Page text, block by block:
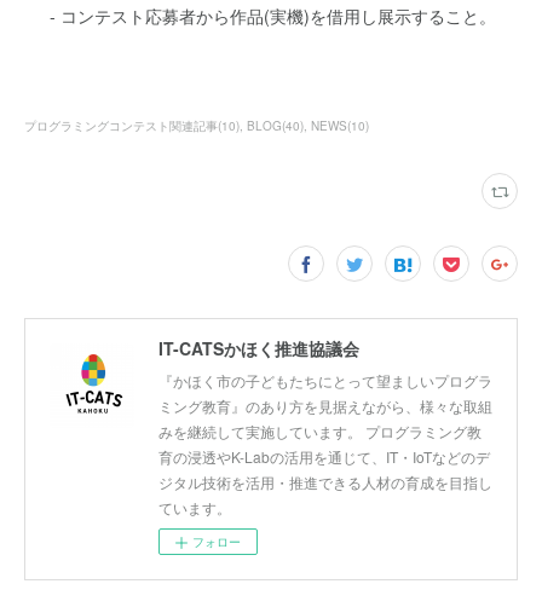
- コンテスト応募者から作品(実機)を借用し展示すること。
プログラミングコンテスト関連記事(10) BLOG(40) NEWS(10)
IT-CATSかほく推進協議会
『かほく市の子どもたちにとって望ましいプログラ
ミング教育』のあり方を見据えながら、様々な取組
みを継続して実施しています。 プログラミング教
育の浸透やK-Labの活用を通じて、IT・IoTなどのデ
ジタル技術を活用・推進できる人材の育成を目指し
ています。
フォロー